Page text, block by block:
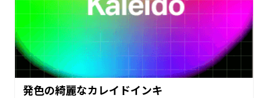
発色の綺麗なカレイドインキ